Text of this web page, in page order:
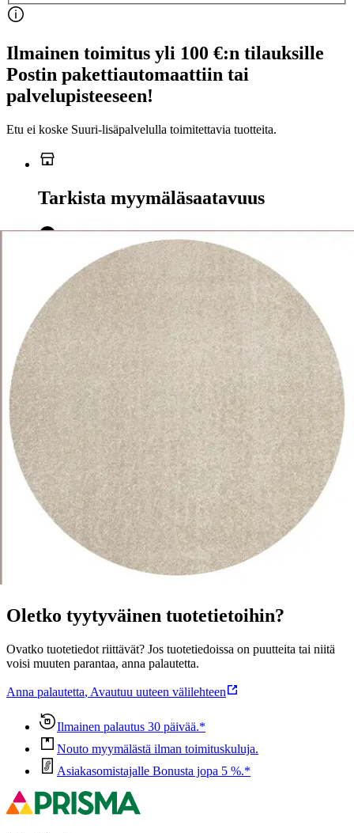
Ilmainen toimitus yli 100 €:n tilauksille
Postin pakettiautomaattiin tai
palvelupisteeseen!
Etu ei koske Suuri‑lisäpalvelulla toimitettavia tuotteita.
Tarkista myymäläsaatavuus
Ei saatavilla
Tuotekuvaus
Serena on yksivärinen nukkamatto, joka tuo kotiin lämpöä ja
mukavuutta. Maton pehmeä pinta tuntuu miellyttävältä jalan alla ja
sen ajaton yksivärinen ilme sopii helposti monenlaiseen
sisustukseen. Serena-matto on saatavilla useissa eri
kokovaihtoehdoissa, joten löydät sopivan niin isoon oleskelutilaan
kuin pienempään huoneeseen. Helppo yhdistää sekä moderniin että
klassiseen sisustukseen. Matto on vesipestävä.
Ominaisuudet
Oletko tyytyväinen tuotetietoihin?
Ovatko tuotetiedot riittävät? Jos tuotetiedoissa on puutteita tai niitä
voisi muuten parantaa, anna palautetta.
Anna palautetta, Avautuu uuteen välilehteen
Ilmainen palautus 30 päivää.*
Nouto myymälästä ilman toimituskuluja.
Asiakasomistajalle Bonusta jopa 5 %.*